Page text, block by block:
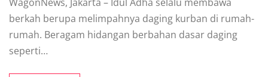
berkah berupa melimpahnya daging kurban di rumah-
rumah. Beragam hidangan berbahan dasar daging
seperti…